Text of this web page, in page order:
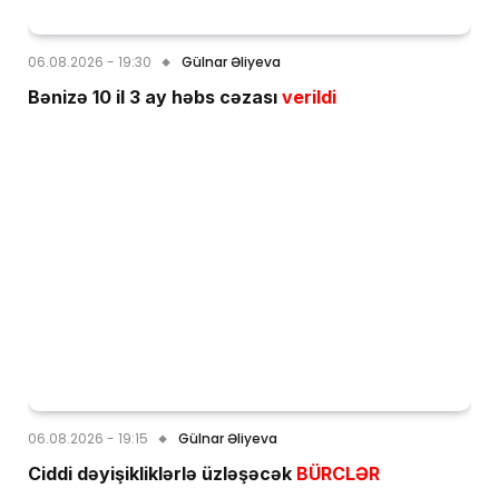
06.08.2026 - 19:30 Gülnar Əliyeva
Bənizə 10 il 3 ay həbs cəzası verildi
06.08.2026 - 19:15 Gülnar Əliyeva
Ciddi dəyişikliklərlə üzləşəcək BÜRCLƏR